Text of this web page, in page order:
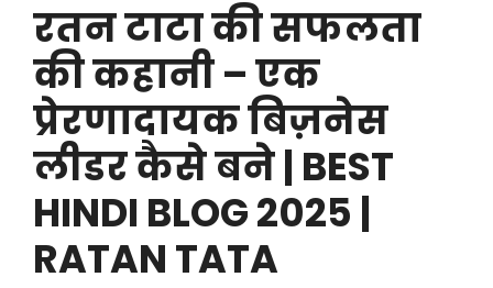
रतन टाटा की सफलता
की कहानी – एक
प्रेरणादायक बिज़नेस
लीडर कैसे बने | BEST
HINDI BLOG 2025 |
RATAN TATA